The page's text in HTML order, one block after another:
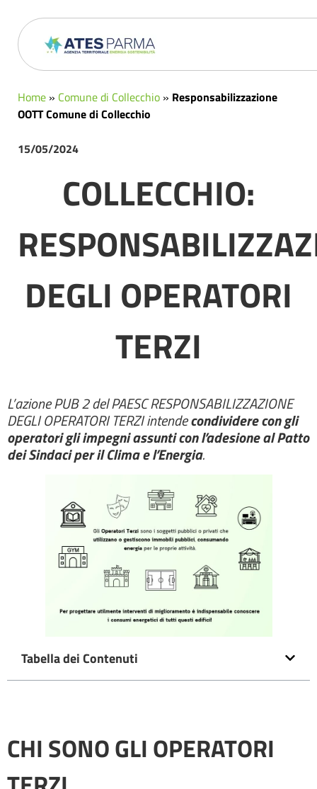
Home » Comune di Collecchio » Responsabilizzazione
OOTT Comune di Collecchio
15/05/2024
COLLECCHIO:
DEGLI OPERATORI
TERZI
L’azione PUB 2 del PAESC RESPONSABILIZZAZIONE
DEGLI OPERATORI TERZI intendecondividere con gli
operatori gli impegni assunti con l’adesione al Patto
dei Sindaci per il Clima e l’Energia.
Tabella dei Contenuti
CHI SONO GLI OPERATORI